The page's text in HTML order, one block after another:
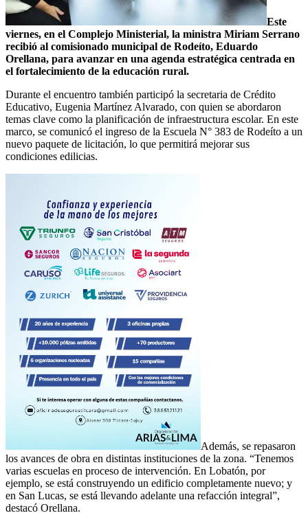
Este
viernes, en el Complejo Ministerial, la ministra Miriam Serrano
recibió al comisionado municipal de Rodeíto, Eduardo
Orellana, para avanzar en una agenda estratégica centrada en
el fortalecimiento de la educación rural.
Durante el encuentro también participó la secretaria de Crédito
Educativo, Eugenia Martínez Alvarado, con quien se abordaron
temas clave como la planificación de infraestructura escolar. En este
marco, se comunicó el ingreso de la Escuela N° 383 de Rodeíto a un
nuevo paquete de licitación, lo que permitirá mejorar sus
condiciones edilicias.
Además, se repasaron
los avances de obra en distintas instituciones de la zona. “Tenemos
varias escuelas en proceso de intervención. En Lobatón, por
ejemplo, se está construyendo un edificio completamente nuevo; y
en San Lucas, se está llevando adelante una refacción integral”,
destacó Orellana.